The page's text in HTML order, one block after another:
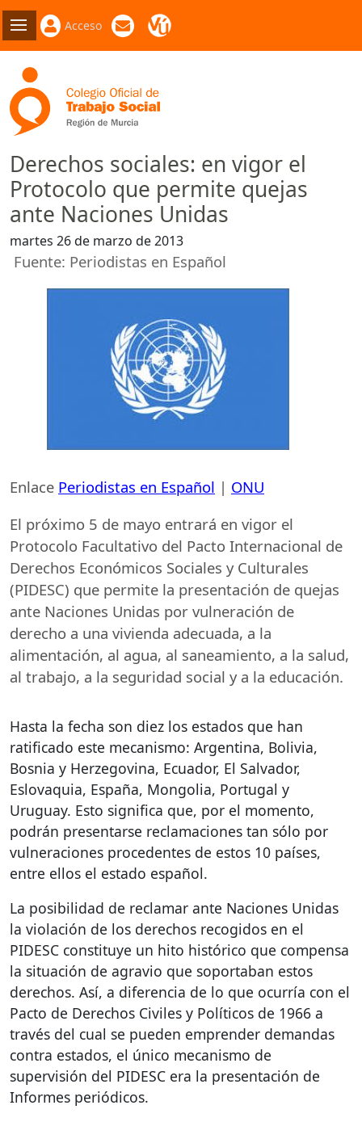
Acceso
Derechos sociales: en vigor el
Protocolo que permite quejas
ante Naciones Unidas
martes 26 de marzo de 2013
Fuente: Periodistas en Español
Enlace Periodistas en Español | ONU
El próximo 5 de mayo entrará en vigor el
Protocolo Facultativo del Pacto Internacional de
Derechos Económicos Sociales y Culturales
(PIDESC) que permite la presentación de quejas
ante Naciones Unidas por vulneración de
derecho a una vivienda adecuada, a la
alimentación, al agua, al saneamiento, a la salud,
al trabajo, a la seguridad social y a la educación.
Hasta la fecha son diez los estados que han
ratificado este mecanismo: Argentina, Bolivia,
Bosnia y Herzegovina, Ecuador, El Salvador,
Eslovaquia, España, Mongolia, Portugal y
Uruguay. Esto significa que, por el momento,
podrán presentarse reclamaciones tan sólo por
vulneraciones procedentes de estos 10 países,
entre ellos el estado español.
La posibilidad de reclamar ante Naciones Unidas
la violación de los derechos recogidos en el
PIDESC constituye un hito histórico que compensa
la situación de agravio que soportaban estos
derechos. Así, a diferencia de lo que ocurría con el
Pacto de Derechos Civiles y Políticos de 1966 a
través del cual se pueden emprender demandas
contra estados, el único mecanismo de
supervisión del PIDESC era la presentación de
Informes periódicos.